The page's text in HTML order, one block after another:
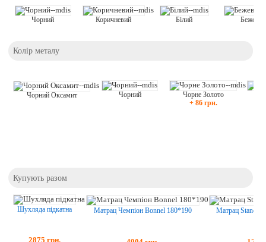
Чорний Коричневий Білий Бежевий
Колір металу
Чорний Оксамит Чорний
Чорне Золото
+ 86 грн.
Купують разом
Шухляда підкатна Матрац Чемпіон Bonnel 180*190 Матрац Standart